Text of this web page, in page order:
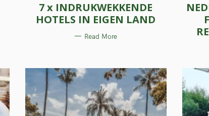
T
E
G
O
I
7 x INDRUKWEKKENDE
HOTELS IN EIGEN LAND
Read More